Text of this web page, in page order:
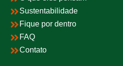
Sustentabilidade
Fique por dentro
FAQ
Contato